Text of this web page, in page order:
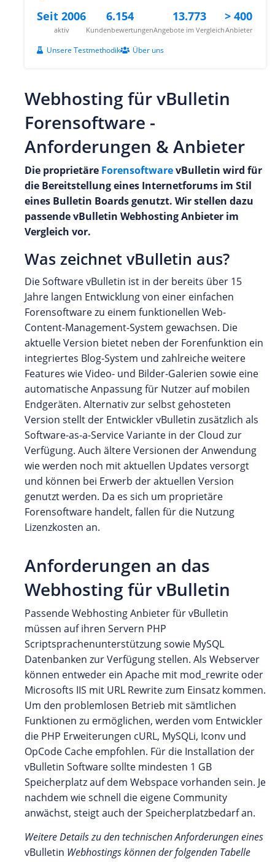
Seit 2006
aktiv
6.154
Kundenbewertungen
13.773
Angebote im Vergleich
> 400
Anbieter
Unsere Testmethodik Über uns
Webhosting für vBulletin
Forensoftware -
Anforderungen & Anbieter
Die proprietäre ForensoftwarevBulletin wird für
die Bereitstellung eines Internetforums im Stil
eines Bulletin Boards genutzt. Wir stellen dazu
passende vBulletin Webhosting Anbieter im
Vergleich vor.
Was zeichnet vBulletin aus?
Die Software vBulletin ist in der bereits über 15
Jahre langen Entwicklung von einer einfachen
Forensoftware zu einem funktionellen Web-
Content-Management-System gewachsen. Die
aktuelle Version bietet neben der Forenfunktion ein
integriertes Blog-System und zahlreiche weitere
Features wie Video- und Bilder-Galerien sowie eine
automatische Anpassung für Nutzer auf mobilen
Endgeräten. Alternativ zur selbst gehosteten
Version stellt der Entwickler vBulletin zusätzlich als
Software-as-a-Service Variante in der Cloud zur
Verfügung. Auch ältere Versionen der Anwendung
wie werden noch mit aktuellen Updates versorgt
und können bei Erwerb der aktuellen Version
genutzt werden. Da es sich um proprietäre
Forensoftware handelt, fallen für die Nutzung
Lizenzkosten an.
Anforderungen an das
Webhosting für vBulletin
Passende Webhosting Anbieter für vBulletin
müssen auf ihren Servern PHP
Scriptsprachenunterstützung sowie MySQL
Datenbanken zur Verfügung stellen. Als Webserver
können entweder ein Apache mit mod_rewrite oder
Microsofts IIS mit URL Rewrite zum Einsatz kommen.
Um den problemlosen Betrieb mit sämtlichen
Funktionen zu ermöglichen, werden vom Entwickler
die PHP Erweiterungen cURL, MySQLi, Iconv und
OpCode Cache empfohlen. Für die Installation der
vBulletin Software sollte mindesten 1 GB
Speicherplatz auf dem Webspace vorhanden sein. Je
nachdem wie schnell die eigene Community
anwächst, steigt auch der Speicherplatzbedarf an.
Weitere Details zu den technischen Anforderungen eines
vBulletin Webhostings können der folgenden Tabelle